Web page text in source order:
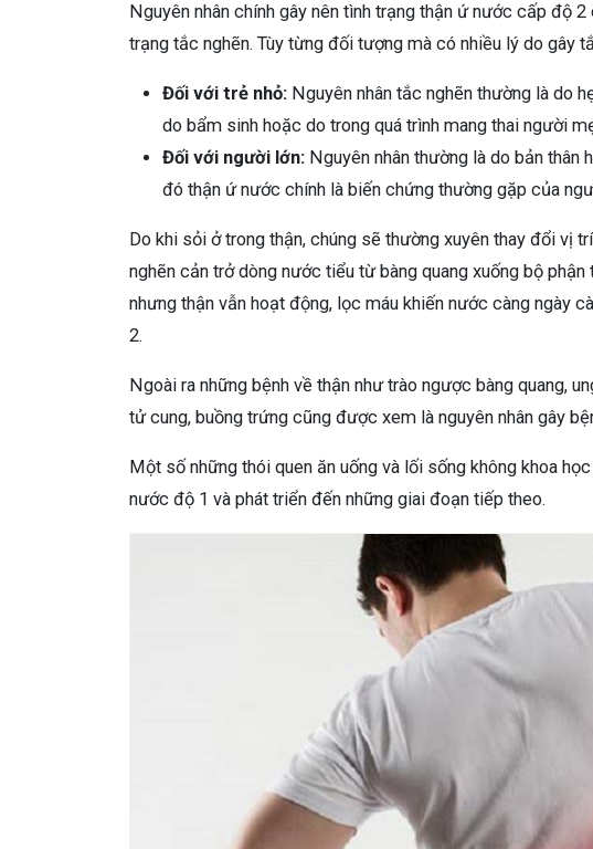
Nguyên nhân chính gây nên tình trạng thận ứ nước cấp độ
trạng tắc nghẽn. Tùy từng đối tượng mà có nhiều lý do gây
Đối với trẻ nhỏ: Nguyên nhân tắc nghẽn thường là do
do bẩm sinh hoặc do trong quá trình mang thai người
Đối với người lớn: Nguyên nhân thường là do bản thân
đó thận ứ nước chính là biến chứng thường gặp của
Do khi sỏi ở trong thận, chúng sẽ thường xuyên thay đổi vị
nghẽn cản trở dòng nước tiểu từ bàng quang xuống bộ
nhưng thận vẫn hoạt động, lọc máu khiến nước càng ngày
2.
Ngoài ra những bệnh về thận như trào ngược bàng quang,
tử cung, buồng trứng cũng được xem là nguyên nhân gây
Một số những thói quen ăn uống và lối sống không khoa
nước độ 1 và phát triển đến những giai đoạn tiếp theo.